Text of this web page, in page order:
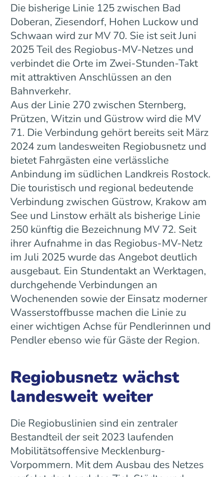
Die bisherige Linie 125 zwischen Bad
Doberan, Ziesendorf, Hohen Luckow und
Schwaan wird zur MV 70. Sie ist seit Juni
2025 Teil des Regiobus-MV-Netzes und
verbindet die Orte im Zwei-Stunden-Takt
mit attraktiven Anschlüssen an den
Bahnverkehr.
Aus der Linie 270 zwischen Sternberg,
Prützen, Witzin und Güstrow wird die MV
71. Die Verbindung gehört bereits seit März
2024 zum landesweiten Regiobusnetz und
bietet Fahrgästen eine verlässliche
Anbindung im südlichen Landkreis Rostock.
Die touristisch und regional bedeutende
Verbindung zwischen Güstrow, Krakow am
See und Linstow erhält als bisherige Linie
250 künftig die Bezeichnung MV 72. Seit
ihrer Aufnahme in das Regiobus-MV-Netz
im Juli 2025 wurde das Angebot deutlich
ausgebaut. Ein Stundentakt an Werktagen,
durchgehende Verbindungen an
Wochenenden sowie der Einsatz moderner
Wasserstoffbusse machen die Linie zu
einer wichtigen Achse für Pendlerinnen und
Pendler ebenso wie für Gäste der Region.
Regiobusnetz wächst
landesweit weiter
Die Regiobuslinien sind ein zentraler
Bestandteil der seit 2023 laufenden
Mobilitätsoffensive Mecklenburg-
Vorpommern. Mit dem Ausbau des Netzes